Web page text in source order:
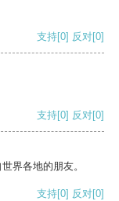
支持[0] 反对[0]
支持[0] 反对[0]
界各地的朋友。
支持[0] 反对[0]